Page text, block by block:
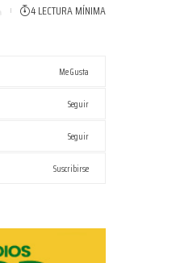
4 LECTURA MÍNIMA
Me Gusta
Seguir
Seguir
Suscribirse